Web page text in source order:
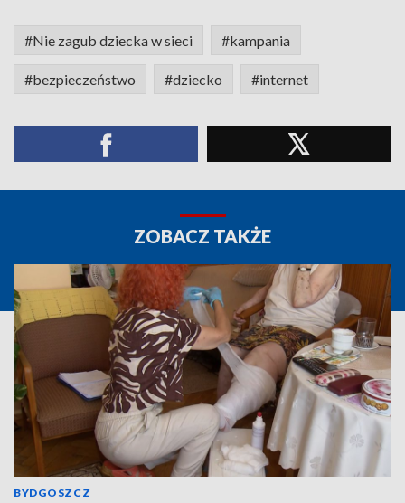
#Nie zagub dziecka w sieci #kampania
#bezpieczeństwo #dziecko #internet
ZOBACZ TAKŻE
BYDGOSZCZ